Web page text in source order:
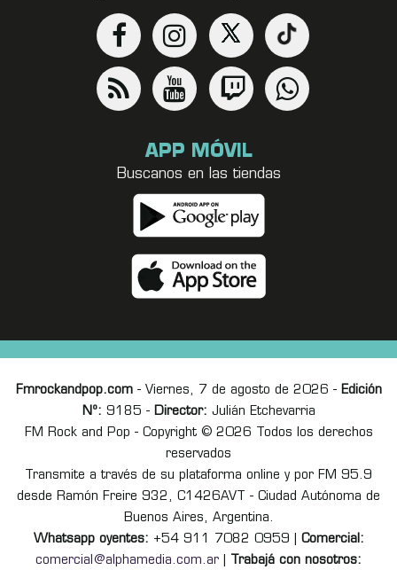
APP MÓVIL
Buscanos en las tiendas
Fmrockandpop.com- Viernes, 7 de agosto de 2026 - Edición
Nº: 9185 - Director: Julián Etchevarria
FM Rock and Pop - Copyright © 2026 Todos los derechos
reservados
Transmite a través de su plataforma online y por FM 95.9
desde Ramón Freire 932, C1426AVT - Ciudad Autónoma de
Buenos Aires, Argentina.
Whatsapp oyentes: +54 911 7082 0959 | Comercial:
comercial@alphamedia.com.ar
Trabajá con nosotros: